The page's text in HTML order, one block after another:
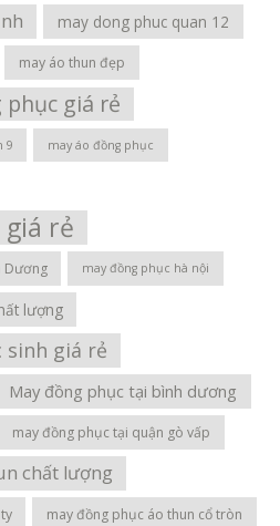
may dong phuc quan 12
may áo thun đẹp
giá rẻ
9 may áo đồng phục
rẻ
Dương may đồng phục hà nội
lượng
sinh giá rẻ
May đồng phục tại bình dương
may đồng phục tại quận gò vấp
chất lượng
may đồng phục áo thun cổ tròn